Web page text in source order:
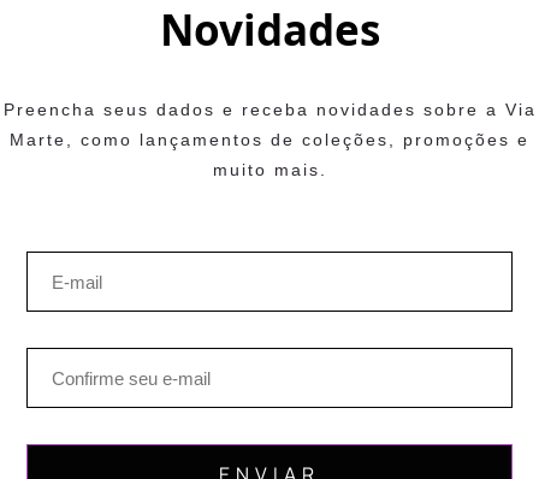
Novidades
Preencha seus dados e receba novidades sobre a Via
Marte, como lançamentos de coleções, promoções e
muito mais.